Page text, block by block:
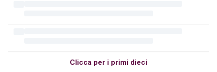
Clicca per i primi dieci